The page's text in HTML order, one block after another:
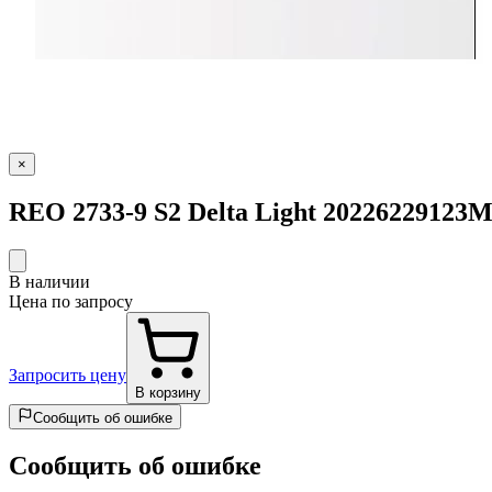
×
REO 2733-9 S2 Delta Light
В наличии
Цена по запросу
Запросить цену
В корзину
Сообщить об ошибке
Сообщить об ошибке